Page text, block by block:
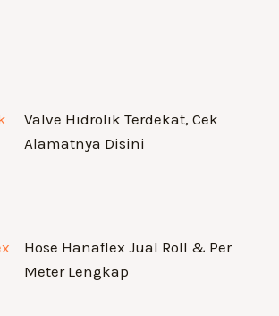
Valve Hidrolik Terdekat, Cek
Alamatnya Disini
Hose Hanaflex Jual Roll & Per
Meter Lengkap